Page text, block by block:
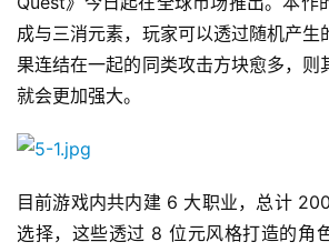
成与三消元素，玩家可以透过随机产生
果连结在一起的同类攻击方块愈多，则
就会更加强大。
目前游戏内共内建 6 大职业，总计
选择，这些透过 8 位元风格打造的角